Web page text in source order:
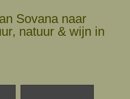
Sovana naar
natuur & wijn in